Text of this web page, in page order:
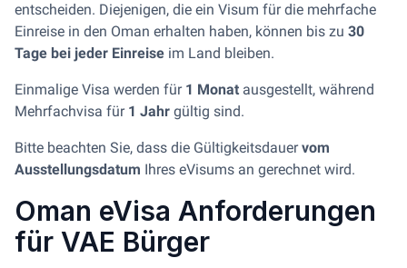
entscheiden. Diejenigen, die ein Visum für die mehrfache
Einreise in den Oman erhalten haben, können bis zu 30
Tage bei jeder Einreise im Land bleiben.
Einmalige Visa werden für 1 Monat ausgestellt, während
Mehrfachvisa für 1 Jahr gültig sind.
Bitte beachten Sie, dass die Gültigkeitsdauervom
Ausstellungsdatum Ihres eVisums an gerechnet wird.
Oman eVisa Anforderungen
für VAE Bürger